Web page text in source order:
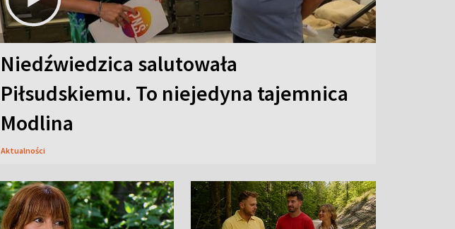
Niedźwiedzica salutowała
Piłsudskiemu. To niejedyna tajemnica
Modlina
Aktualności